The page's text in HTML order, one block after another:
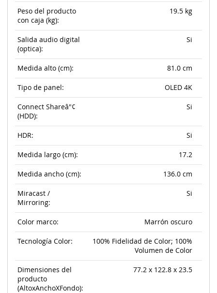
Peso del producto
con caja (kg):
19.5 kg
Salida audio digital
(optica):
Si
Medida alto (cm): 81.0 cm
Tipo de panel: OLED 4K
Connect Shareâ"¢
(HDD):
Si
HDR: Si
Medida largo (cm): 17.2
Medida ancho (cm): 136.0 cm
Miracast /
Mirroring:
Si
Color marco: Marrón oscuro
Tecnología Color:
100% Fidelidad de Color; 100%
Volumen de Color
Dimensiones del
producto
(AltoxAnchoXFondo):
77.2 x 122.8 x 23.5